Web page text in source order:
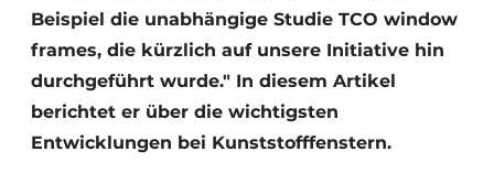
Beispiel die unabhängige Studie TCO window
frames, die kürzlich auf unsere Initiative hin
durchgeführt wurde." In diesem Artikel
berichtet er über die wichtigsten
Entwicklungen bei Kunststofffenstern.